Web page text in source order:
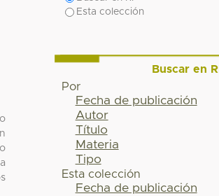
Esta colección
Buscar en RI
Por
Fecha de publicación
Autor
Título
Materia
Tipo
Esta colección
Fecha de publicación